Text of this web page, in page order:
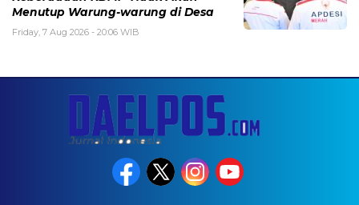
Menutup Warung-warung di Desa
Friday, 7 Aug 2026 - 20:06 WIB